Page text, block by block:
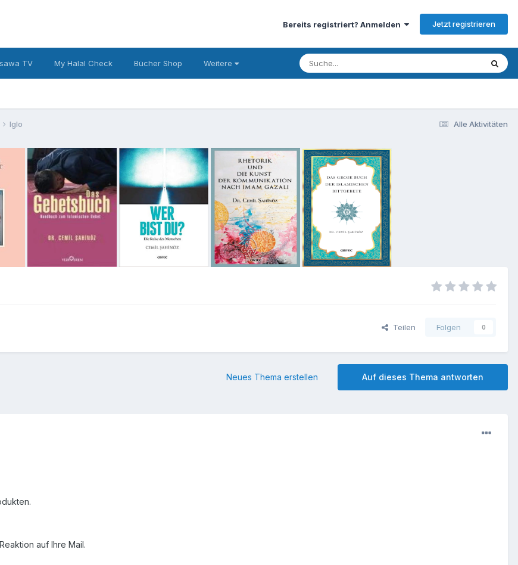
Bereits registriert? Anmelden Jetzt registrieren
TV My Halal Check Bücher Shop Weitere
Alle Aktivitäten
Iglo
Teilen Folgen 0
Auf dieses Thema antworten
Neues Thema erstellen
auf Ihre Mail.